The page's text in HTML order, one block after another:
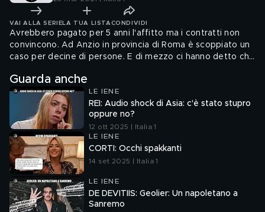
VAI ALLA SERIE LA TUA LISTA CONDIVIDI
Avrebbero pagato per 5 anni l'affitto ma i contratti non
convincono. Ad Anzio in provincia di Roma è scoppiato un
caso per decine di persone. E di mezzo ci hanno detto che
Adriano Panzironi, il guru di "Life 120". Andrea Agresti è
tornato da lui per fare alcune domande ma se l'è dovuta
vedere con il bodyguard
Guarda anche
LE IENE
REI: Audio shock di Asia: c'è stato stupro
oppure no?
12 ott 2025 | Italia 1
LE IENE
CORTI: Occhi spakkanti
14 set 2025 | Italia 1
LE IENE
DE DEVITIIS: Geolier: Un napoletano a
Sanremo